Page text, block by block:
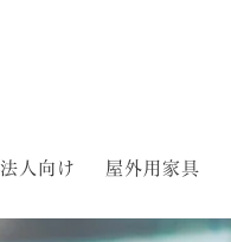
法人向け 屋外用家具